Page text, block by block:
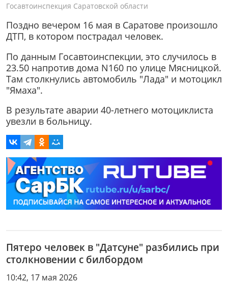
Госавтоинспекция Саратовской области
Поздно вечером 16 мая в Саратове произошло
ДТП, в котором пострадал человек.
По данным Госавтоинспекции, это случилось в
23.50 напротив дома N160 по улице Мясницкой.
Там столкнулись автомобиль "Лада" и мотоцикл
"Ямаха".
В результате аварии 40-летнего мотоциклиста
увезли в больницу.
Пятеро человек в "Датсуне" разбились при
столкновении с билбордом
10:42, 17 мая 2026